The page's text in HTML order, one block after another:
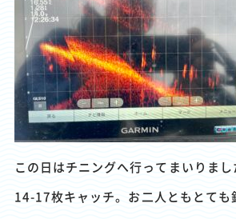
この日はチニングへ行ってまいりまし
14-17枚キャッチ。お二人ともとても